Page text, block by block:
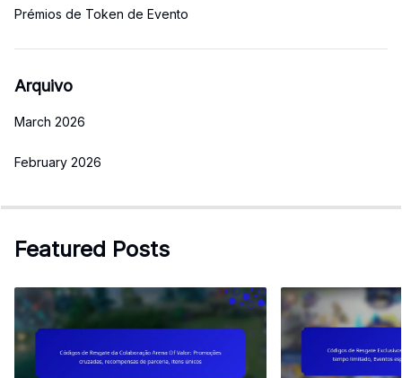
Prémios de Token de Evento
Arquivo
March 2026
February 2026
Featured Posts